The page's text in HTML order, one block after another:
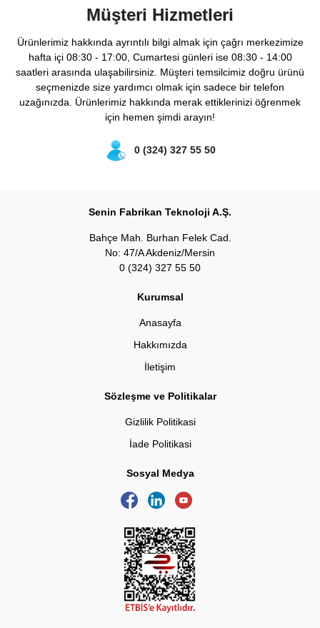
Müşteri Hizmetleri
Ürünlerimiz hakkında ayrıntılı bilgi almak için çağrı merkezimize
hafta içi 08:30 - 17:00, Cumartesi günleri ise 08:30 - 14:00
saatleri arasında ulaşabilirsiniz. Müşteri temsilcimiz doğru ürünü
seçmenizde size yardımcı olmak için sadece bir telefon
uzağınızda. Ürünlerimiz hakkında merak ettiklerinizi öğrenmek
için hemen şimdi arayın!
0 (324) 327 55 50
Senin Fabrikan Teknoloji A.Ş.
Bahçe Mah. Burhan Felek Cad.
No: 47/A Akdeniz/Mersin
0 (324) 327 55 50
Kurumsal
Anasayfa
Hakkımızda
İletişim
Sözleşme ve Politikalar
Gizlilik Politikasi
İade Politikasi
Sosyal Medya